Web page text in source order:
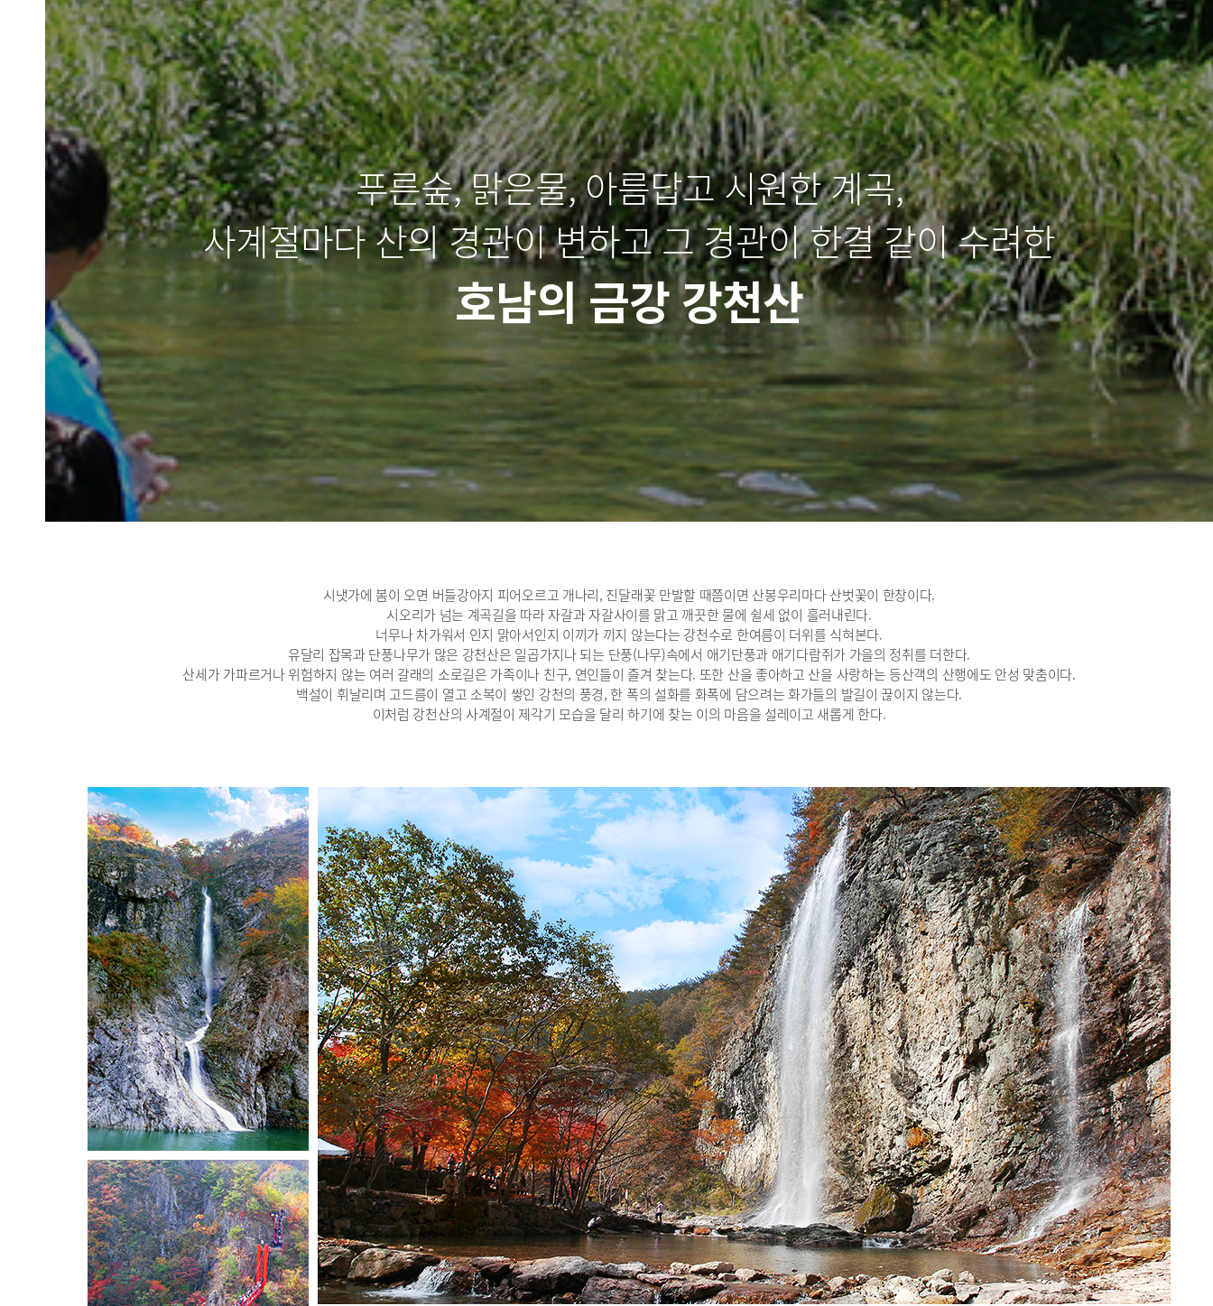
푸른숲, 맑은물, 아름답고 시원한 계곡,
사계절마다 산의 경관이 변하고 그 경관이 한결 같이 수려한
호남의 금강 강천산
시냇가에 봄이 오면 버들강아지 피어오르고 개나리, 진달래꽃 만발할 때쯤이면 산봉우리마다 산벗꽃이 한창이다.
시오리가 넘는 계곡길을 따라 자갈과 자갈사이를 맑고 깨끗한 물에 쉴세 없이 흘러내린다.
너무나 차가워서 인지 맑아서인지 이끼가 끼지 않는다는 강천수로 한여름이 더위를 식혀본다.
유달리 잡목과 단풍나무가 많은 강천산은 일곱가지나 되는 단풍(나무)속에서 애기단풍과 애기다람쥐가 가을의 정취를 더한다.
산세가 가파르거나 위험하지 않는 여러 갈래의 소로길은 가족이나 친구, 연인들이 즐겨 찾는다. 또한 산을 좋아하고 산을 사랑하는 등산객의 산행에도 안성 맞춤이다.
백설이 휘날리며 고드름이 열고 소복이 쌓인 강천의 풍경, 한 폭의 설화를 화폭에 담으려는 화가들의 발길이 끊이지 않는다.
이처럼 강천산의 사계절이 제각기 모습을 달리 하기에 찾는 이의 마음을 설레이고 새롭게 한다.